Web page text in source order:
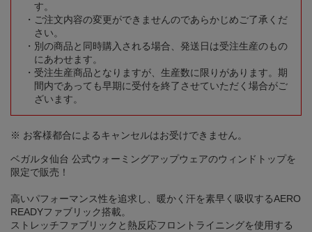
す。
ご注文内容の変更ができませんのであらかじめご了承くだ
さい。
別の商品と同時購入される場合、発送日は受注生産のもの
にあわせます。
受注生産商品となりますが、生産数に限りがあります。期
間内であっても早期に受付を終了させていただく場合がご
ざいます。
※ お客様都合によるキャンセルはお受けできません。
ベガルタ仙台 公式ウォーミングアップウェアのウィンドトップを
限定で販売！
高いパフォーマンス性を追求し、暖かく汗を素早く吸収するAERO
READYファブリック搭載。
ストレッチファブリックと熱反応フロントライニングを使用する